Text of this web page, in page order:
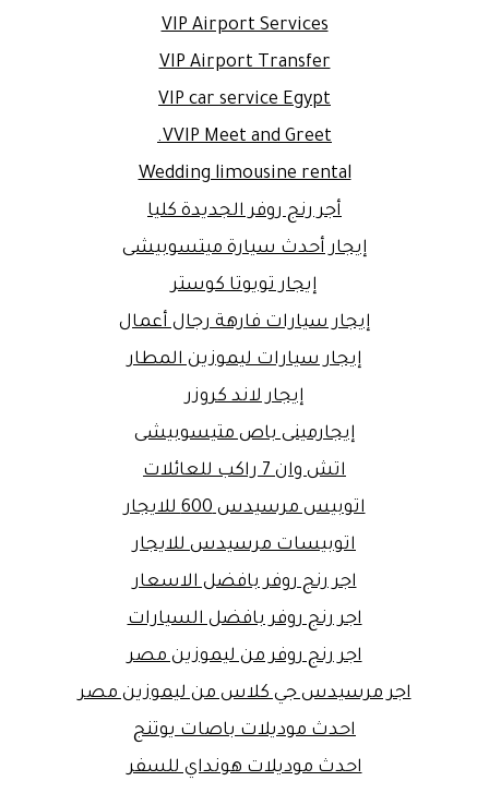
VIP Airport Services
VIP Airport Transfer
VIP car service Egypt
VVIP Meet and Greet.
Wedding limousine rental
أجر رنج روفر الجديدة كليا
إيجار أحدث سيارة ميتسوبيشى
إيجار تويوتا كوستر
إيجار سيارات فارهة رجال أعمال
إيجار سيارات ليموزين المطار
إيجار لاند كروزر
إيجارمينى باص متيسوبيشى
اتش وان 7 راكب للعائلات
اتوبيس مرسيدس 600 للايجار
اتوبيسات مرسيدس للايجار
اجر رنج روفر بافضل الاسعار
اجر رنج روفر بافضل السيارات
اجر رنج روفر من ليموزين مصر
اجر مرسيدس جي كلاس من ليموزين مصر
احدث موديلات باصات يوتنج
احدث موديلات هونداي للسفر